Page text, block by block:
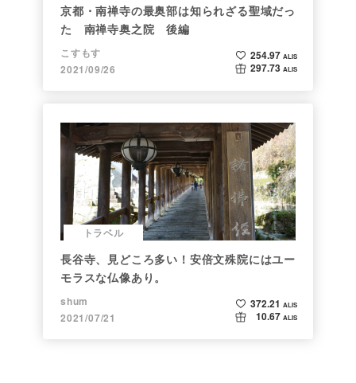
京都・南禅寺の最奥部は知られざる聖域だっ
た 南禅寺奥之院 後編
こすもす
2021/09/26
254.97 ALIS
297.73 ALIS
トラベル
長谷寺、見どころ多い！安倍文殊院にはユー
モラスな仏像あり。
shum
2021/07/21
372.21 ALIS
10.67 ALIS